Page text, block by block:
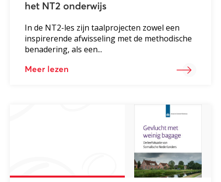
het NT2 onderwijs
In de NT2-les zijn taalprojecten zowel een
inspirerende afwisseling met de methodische
benadering, als een...
Meer lezen